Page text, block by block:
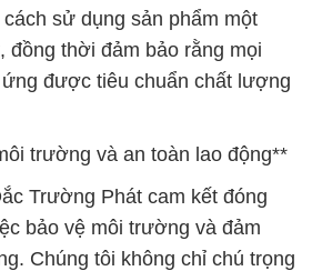
sử dụng sản phẩm một
đồng thời đảm bảo rằng mọi
được tiêu chuẩn chất lượng
trường và an toàn lao động**
Trường Phát cam kết đóng
bảo vệ môi trường và đảm
Chúng tôi không chỉ chú trọng